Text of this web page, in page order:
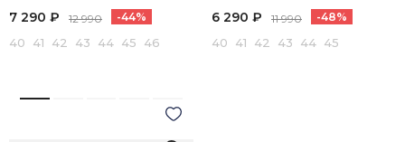
7 290 ₽
12 990 -44%
40 41 42 43 44 45 46
6 290 ₽
11 990 -48%
40 41 42 43 44 45